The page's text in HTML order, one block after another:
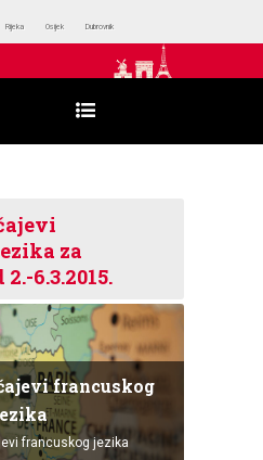
Rijeka Osijek Dubrovnik
za
6.3.2015.
francuskog
francuskog jezika